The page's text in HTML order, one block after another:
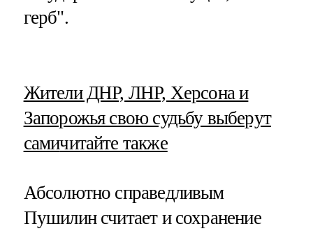
герб".
​Жители ДНР, ЛНР, Херсона и
Запорожья свою судьбу выберут
самичитайте также
Абсолютно справедливым
Пушилин считает и сохранение